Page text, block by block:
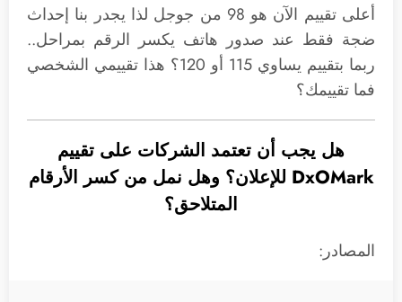
أعلى تقييم الآن هو 98 من جوجل لذا يجدر بنا إحداث
ضجة فقط عند صدور هاتف يكسر الرقم بمراحل..
ربما بتقييم يساوي 115 أو 120؟ هذا تقييمي الشخصي
فما تقييمك؟
هل يجب أن تعتمد الشركات على تقييم
DxOMark للإعلان؟ وهل نمل من كسر الأرقام
المتلاحق؟
المصادر: